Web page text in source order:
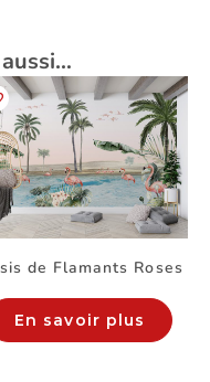
de Flamants Roses
En savoir plus